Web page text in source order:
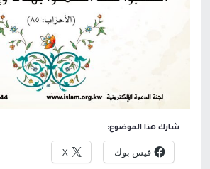
شارك هذا الموضوع:
فيس بوك X